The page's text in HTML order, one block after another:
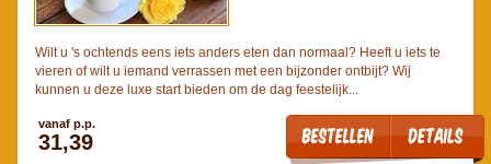
Wilt u 's ochtends eens iets anders eten dan normaal? Heeft u iets te
vieren of wilt u iemand verrassen met een bijzonder ontbijt? Wij
kunnen u deze luxe start bieden om de dag feestelijk...
vanaf p.p.
31,39